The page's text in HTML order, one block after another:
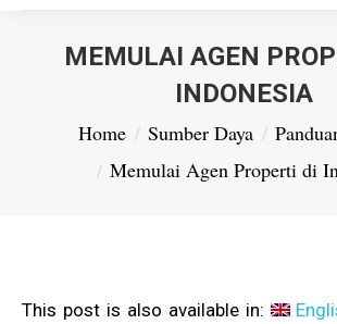
MEMULAI AGEN
INDONESIA
You are here:
Home Sumber Daya
Memulai Agen Properti di
This post is also available in: